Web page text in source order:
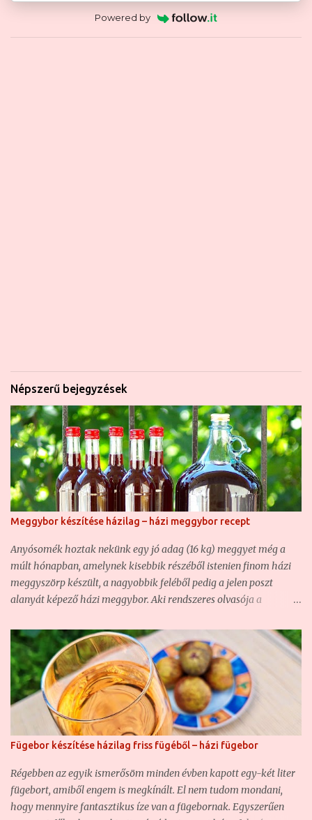
Powered by
Népszerű bejegyzések
Meggybor készítése házilag – házi meggybor recept
Anyósomék hoztak nekünk egy jó adag (16 kg) meggyet még a
múlt hónapban, amelynek kisebbik részéből istenien finom házi
meggyszörp készült, a nagyobbik feléből pedig a jelen poszt
alanyát képező házi meggybor. Aki rendszeres olvasója a
hiszen ha nem is túl sűrűn, de azért rendszeresen kísérletezgetünk
ezzel is. Olyannyira, hogy hasonló borunk már volt, csak éppen
vadgyümölcsből készült ( Vadcseresznye-sajmeggy házi bor –
csemegebor ) . Most szintén egy csemegebor volt a cél, mert sem
én, sem a feleségem nem szeretjük a száraz, savanyú borokat,
főképp nem, ha gyümölcsborról van szó. Ezért a mostani házi
meggyborunk is egy édes bor lett. Na nem sziruposan,
szájösszeragadósan édes, de mindenképpen közelebb áll az
édeshez, mint a félédeshez. Ugyanakkor annyira finom lett, hogy
hiába több, mint tíz liter lett, nem fog sokáig tartani... Hozzávalók
a házi meggyborhoz: - 10 kg meggy - 3+2 liter víz - 2+1 kg
kristályc...
Fügebor készítése házilag friss fügéből – házi fügebor
Régebben az egyik ismerősöm minden évben kapott egy-két liter
fügebort, amiből engem is megkínált. El nem tudom mondani,
hogy mennyire fantasztikus íze van a fügebornak. Egyszerűen